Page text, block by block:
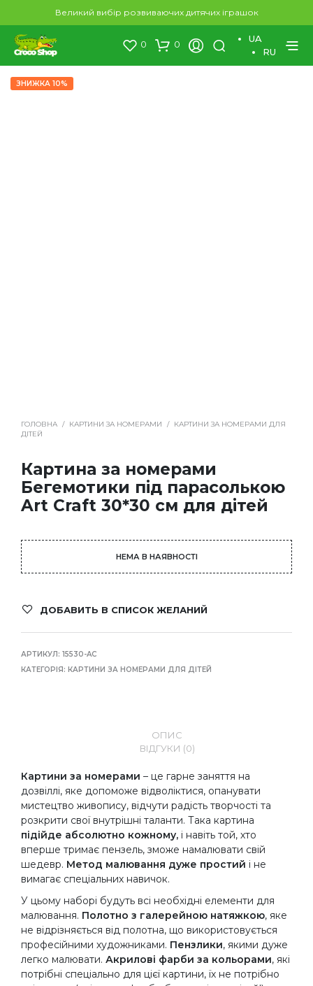
Великий вибір розвиваючих дитячих іграшок
0 0
UA
RU
ЗНИЖКА 10%
ГОЛОВНА / КАРТИНИ ЗА НОМЕРАМИ /
КАРТИНИ ЗА НОМЕРАМИ ДЛЯ
ДІТЕЙ
Картина за номерами
Бегемотики під парасолькою
Art Craft 30*30 см для дітей
НЕМА В НАЯВНОСТІ
ДОБАВИТЬ В СПИСОК ЖЕЛАНИЙ
АРТИКУЛ: 15530-AC
КАТЕГОРІЯ: КАРТИНИ ЗА НОМЕРАМИ ДЛЯ ДІТЕЙ
ОПИС
ВІДГУКИ (0)
Картини за номерами – це гарне заняття на
дозвіллі, яке допоможе відволіктися, опанувати
мистецтво живопису, відчути радість творчості та
розкрити свої внутрішні таланти. Така картина
підійде абсолютно кожному, і навіть той, хто
вперше тримає пензель, зможе намалювати свій
шедевр. Метод малювання дуже простий і не
вимагає спеціальних навичок.
У цьому наборі будуть всі необхідні елементи для
малювання. Полотно з галерейною натяжкою, яке
не відрізняється від полотна, що використовується
професійними художниками. Пензлики, якими дуже
легко малювати. Акрилові фарби за кольорами, які
потрібні спеціально для цієї картини, їх не потрібно